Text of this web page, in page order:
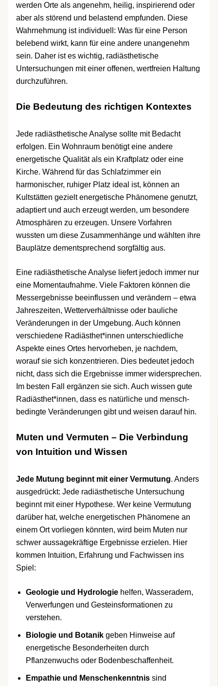
werden Orte als angenehm, heilig, inspirierend oder
aber als störend und belastend empfunden. Diese
Wahrnehmung ist individuell: Was für eine Person
belebend wirkt, kann für eine andere unangenehm
sein. Daher ist es wichtig, radiästhetische
Untersuchungen mit einer offenen, wertfreien Haltung
durchzuführen.
Die Bedeutung des richtigen Kontextes
Jede radiästhetische Analyse sollte mit Bedacht
erfolgen. Ein Wohnraum benötigt eine andere
energetische Qualität als ein Kraftplatz oder eine
Kirche. Während für das Schlafzimmer ein
harmonischer, ruhiger Platz ideal ist, können an
Kultstätten gezielt energetische Phänomene genutzt,
adaptiert und auch erzeugt werden, um besondere
Atmosphären zu erzeugen. Unsere Vorfahren
wussten um diese Zusammenhänge und wählten ihre
Bauplätze dementsprechend sorgfältig aus.
Eine radiästhetische Analyse liefert jedoch immer nur
eine Momentaufnahme. Viele Faktoren können die
Messergebnisse beeinflussen und verändern – etwa
Jahreszeiten, Wetterverhältnisse oder bauliche
Veränderungen in der Umgebung. Auch können
verschiedene Radiästhet*innen unterschiedliche
Aspekte eines Ortes hervorheben, je nachdem,
worauf sie sich konzentrieren. Dies bedeutet jedoch
nicht, dass sich die Ergebnisse immer widersprechen.
Im besten Fall ergänzen sie sich. Auch wissen gute
Radiästhet*innen, dass es natürliche und mensch-
bedingte Veränderungen gibt und weisen darauf hin.
Muten und Vermuten – Die Verbindung
von Intuition und Wissen
Jede Mutung beginnt mit einer Vermutung. Anders
ausgedrückt: Jede radiästhetische Untersuchung
beginnt mit einer Hypothese. Wer keine Vermutung
darüber hat, welche energetischen Phänomene an
einem Ort vorliegen könnten, wird beim Muten nur
schwer aussagekräftige Ergebnisse erzielen. Hier
kommen Intuition, Erfahrung und Fachwissen ins
Spiel:
Geologie und Hydrologiehelfen, Wasseradern,
Verwerfungen und Gesteinsformationen zu
verstehen.
Biologie und Botanikgeben Hinweise auf
energetische Besonderheiten durch
Pflanzenwuchs oder Bodenbeschaffenheit.
Empathie und Menschenkenntnissind